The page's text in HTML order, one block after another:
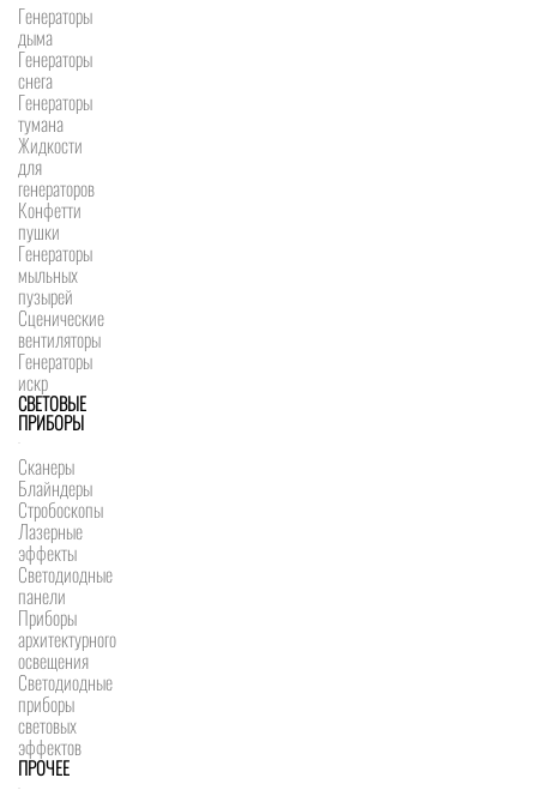
Генераторы
дыма
Генераторы
снега
Генераторы
тумана
Жидкости
для
генераторов
Конфетти
пушки
Генераторы
мыльных
пузырей
Сценические
вентиляторы
Генераторы
искр
СВЕТОВЫЕ
ПРИБОРЫ
Сканеры
Блайндеры
Стробоскопы
Лазерные
эффекты
Светодиодные
панели
Приборы
архитектурного
освещения
Светодиодные
приборы
световых
эффектов
ПРОЧЕЕ